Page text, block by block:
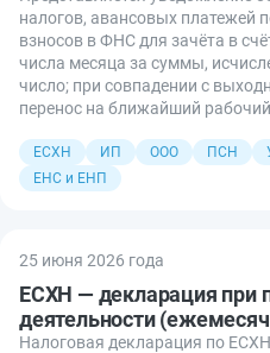
налогов, авансовых платежей
взносов в ФНС для зачёта в
числа месяца за суммы,
число; при совпадении с
перенос на ближайший
ЕСХН ИП ООО ПСН
ЕНС и ЕНП
25 июня 2026 года
ЕСХН — декларация при
деятельности
Налоговая декларация по